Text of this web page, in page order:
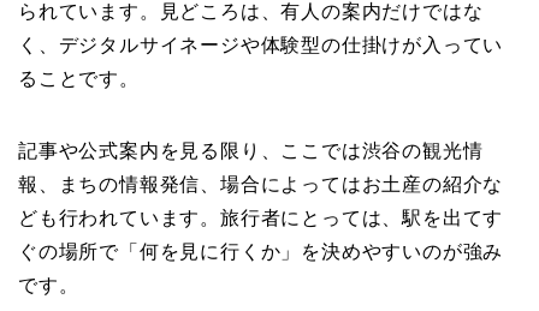
られています。見どころは、有人の案内だけではな
く、デジタルサイネージや体験型の仕掛けが入ってい
ることです。
記事や公式案内を見る限り、ここでは渋谷の観光情
報、まちの情報発信、場合によってはお土産の紹介な
ども行われています。旅行者にとっては、駅を出てす
ぐの場所で「何を見に行くか」を決めやすいのが強み
です。